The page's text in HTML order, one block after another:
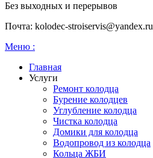
Без выходных и перерывов
Почта: kolodec-stroiservis@yandex.ru
Меню :
Главная
Услуги
Ремонт колодца
Бурение колодцев
Углубление колодца
Чистка колодца
Домики для колодца
Водопровод из колодца
Кольца ЖБИ